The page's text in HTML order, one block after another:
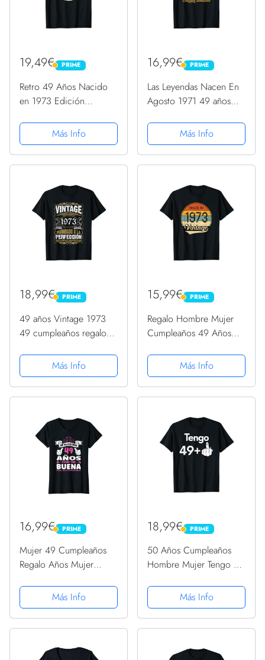
19,49€ PRIME
PRIME
Retro 49 Años Nacido
en 1973 Edición
CamisetaMás Info
16,99€ PRIME
PRIME
Las Leyendas Nacen En
Agosto 1971 49 años
Más Info
18,99€ PRIME
PRIME
49 años Vintage 1973
49 cumpleaños regalo
Más Info
15,99€ PRIME
PRIME
Regalo Hombre Mujer
Cumpleaños 49 Años
CamisetaMás Info
16,99€ PRIME
PRIME
Mujer 49 Cumpleaños
Regalo Años Mujer
Vintage Camiseta
Más Info
18,99€ PRIME
PRIME
50 Años Cumpleaños
Hombre Mujer Tengo 49
CamisetaMás Info